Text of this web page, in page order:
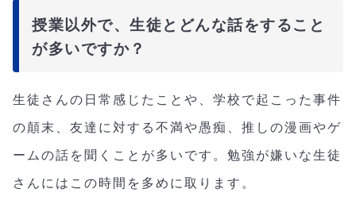
授業以外で、生徒とどんな話をすること
が多いですか？
生徒さんの日常感じたことや、学校で起こった事件
の顛末、友達に対する不満や愚痴、推しの漫画やゲ
ームの話を聞くことが多いです。勉強が嫌いな生徒
さんにはこの時間を多めに取ります。